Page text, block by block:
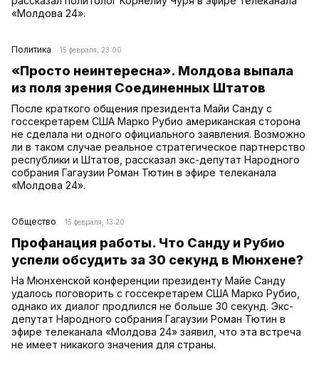
«Молдова 24».
Политика 15 февраля, 23:00
«Просто неинтересна». Молдова выпала
из поля зрения Соединенных Штатов
После краткого общения президента Майи Санду с
госсекретарем США Марко Рубио американская сторона
не сделала ни одного официального заявления. Возможно
ли в таком случае реальное стратегическое партнерство
республики и Штатов, рассказал экс-депутат Народного
собрания Гагаузии Роман Тютин в эфире телеканала
«Молдова 24».
Общество 15 февраля, 13:20
Профанация работы. Что Санду и Рубио
успели обсудить за 30 секунд в Мюнхене?
На Мюнхенской конференции президенту Майе Санду
удалось поговорить с госсекретарем США Марко Рубио,
однако их диалог продлился не больше 30 секунд. Экс-
депутат Народного собрания Гагаузии Роман Тютин в
эфире телеканала «Молдова 24» заявил, что эта встреча
не имеет никакого значения для страны.